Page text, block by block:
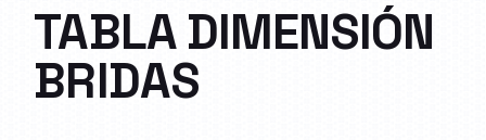
TABLA DIMENSIÓN
BRIDAS